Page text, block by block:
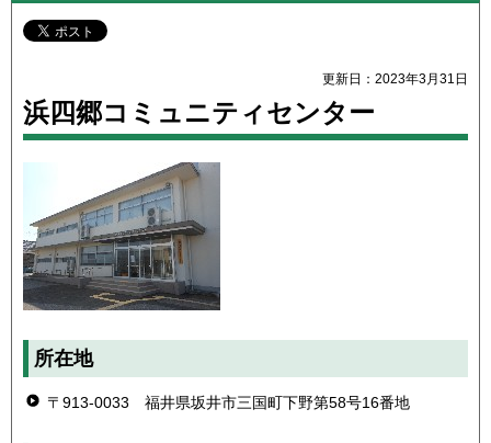
更新日：2023年3月31日
浜四郷コミュニティセンター
所在地
〒913-0033 福井県坂井市三国町下野第58号16番地